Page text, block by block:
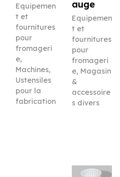
Equipemen
t et
fournitures
pour
fromageri
e,
Machines,
Ustensiles
pour la
fabrication
auge
Equipemen
t et
fournitures
pour
fromageri
e, Magasin
&
accessoire
s divers